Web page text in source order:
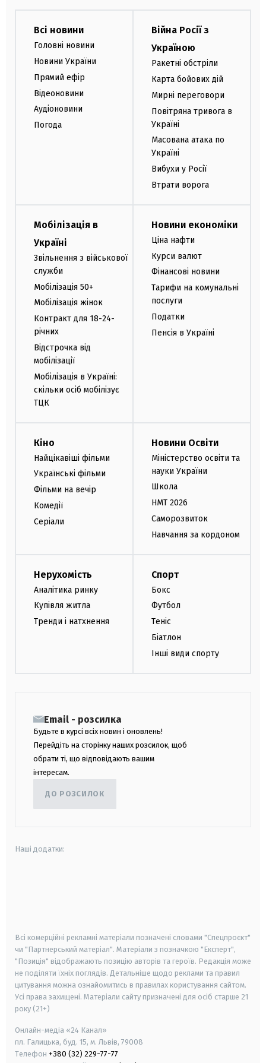
Всі новини
Головні новини
Новини України
Прямий ефір
Відеоновини
Аудіоновини
Погода
Війна Росії з
Україною
Ракетні обстріли
Карта бойових дій
Мирні переговори
Повітряна тривога в
Україні
Масована атака по
Україні
Вибухи у Росії
Втрати ворога
Мобілізація в
Україні
Звільнення з військової
служби
Мобілізація 50+
Мобілізація жінок
Контракт для 18-24-
річних
Відстрочка від
мобілізації
Мобілізація в Україні:
скільки осіб мобілізує
ТЦК
Новини економіки
Ціна нафти
Курси валют
Фінансові новини
Тарифи на комунальні
послуги
Податки
Пенсія в Україні
Кіно
Найцікавіші фільми
Українські фільми
Фільми на вечір
Комедії
Серіали
Новини Освіти
Міністерство освіти та
науки України
Школа
НМТ 2026
Саморозвиток
Навчання за кордоном
Нерухомість
Аналітика ринку
Купівля житла
Тренди і натхнення
Спорт
Бокс
Футбол
Теніс
Біатлон
Інші види спорту
Email - розсилка
Будьте в курсі всіх новин і оновлень!
Перейдіть на сторінку наших розсилок, щоб
обрати ті, що відповідають вашим
інтересам.
ДО РОЗСИЛОК
Наші додатки:
Всі комерційні рекламні матеріали позначені словами "Спецпроєкт"
чи "Партнерський матеріал". Матеріали з позначкою "Експерт",
"Позиція" відображають позицію авторів та героїв. Редакція може
не поділяти їхніх поглядів. Детальніше щодо реклами та правил
цитування можна ознайомитись в правилах користування сайтом.
Усі права захищені. Матеріали сайту призначені для осіб старше 21
року (21+)
Онлайн-медіа «24 Канал»
пл. Галицька, буд. 15, м. Львів, 79008
Телефон +380 (32) 229-77-77